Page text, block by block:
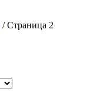
/Страница 2